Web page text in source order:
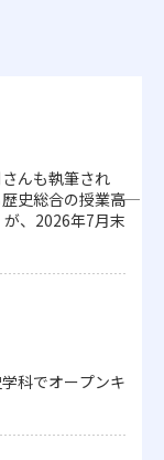
んも執筆され
総合の授業――高
、2026年7月末
科でオープンキ